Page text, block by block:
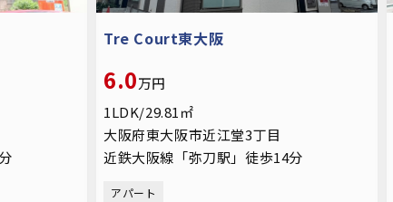
Tre Court東大阪
6.0万円
1LDK/29.81㎡
大阪府東大阪市近江堂3丁目
近鉄大阪線「弥刀駅」徒歩14分
アパート